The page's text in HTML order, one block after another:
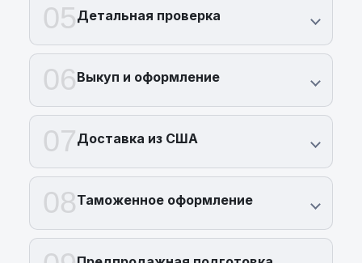
05Детальная проверка
06Выкуп и оформление
07Доставка из США
08Таможенное оформление